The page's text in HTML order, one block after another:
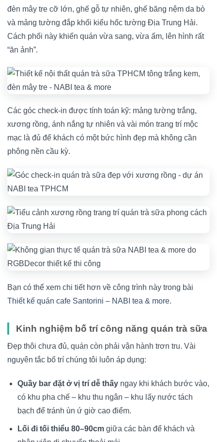
đèn mây tre cỡ lớn, ghế gỗ tự nhiên, ghế băng nệm da bò
và mảng tường đắp khối kiểu hốc tường Địa Trung Hải.
Cách phối này khiến quán vừa sang, vừa ấm, lên hình rất
“ăn ảnh”.
Các góc check-in được tính toán kỹ: mảng tường trắng,
xương rồng, ánh nắng tự nhiên và vài món trang trí mộc
mạc là đủ để khách có một bức hình đẹp mà không cần
phông nền cầu kỳ.
Bạn có thể xem chi tiết hơn về công trình này trong bài
Thiết kế quán cafe Santorini – NABI tea & more.
Kinh nghiệm bố trí công năng quán trà sữa
Đẹp thôi chưa đủ, quán còn phải vận hành trơn tru. Vài
nguyên tắc bố trí chúng tôi luôn áp dụng:
Quầy bar đặt ở vị trí dễ thấyngay khi khách bước vào,
có khu pha chế – khu thu ngân – khu lấy nước tách
bạch để tránh ùn ứ giờ cao điểm.
Lối đi tối thiểu 80–90cmgiữa các bàn để khách và